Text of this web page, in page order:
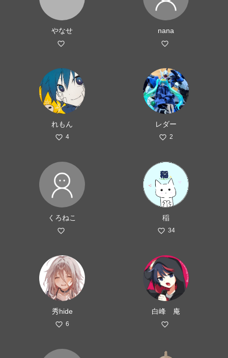
やなせ nana
れもん
4
レダー
2
くろねこ 稲
34
秀hide
6
白峰 庵